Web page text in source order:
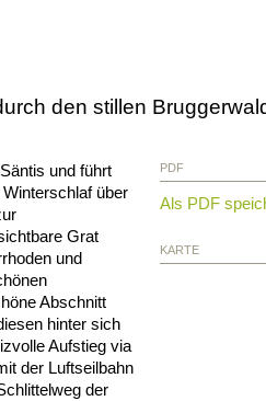
den stillen
und führt
über
Grat
und
Abschnitt
hinter sich
Aufstieg via
der Luftseilbahn
der
PDF
Als PDF
KARTE